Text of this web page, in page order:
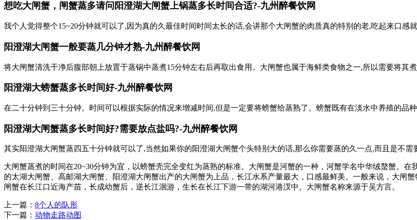
想吃大闸蟹，闸蟹蒸多请问阳澄湖大闸蟹上锅蒸多长时间合适?-九州醉餐饮网
我个人觉得整个15~20分钟就可以了,因为真的久最佳时间时间太长的话,会讲那个大闸蟹的肉质真的特别的老,吃起来口感就
阳澄湖大闸蟹一般要蒸几分钟才熟-九州醉餐饮网
将大闸蟹清洗干净后腹部朝上放置于蒸锅中蒸煮15分钟左右后再取出食用。大闸蟹也属于海鲜类食物之一,所以需要将其
阳澄湖大螃蟹蒸多长时间好-九州醉餐饮网
在二十分钟到三十分钟。时间可以根据实际的情况来增减时间,但是一定要将螃蟹给蒸熟了。螃蟹既有在淡水中养殖的品
阳澄湖大闸蟹蒸多长时间好?需要放点盐吗?-九州醉餐饮网
其实阳澄湖大闸蟹蒸四五十分钟就可以了,当然如果你的阳澄湖大闸蟹个头特别大的话,那么你需要蒸的久一点,而且是不需
大闸蟹蒸煮的时间在20~30分钟为宜，以螃蟹壳完全变红为蒸熟的标准。大闸蟹是河蟹的一种，河蟹学名中华绒螯蟹。
的太湖大闸蟹、高邮湖大闸蟹、阳澄湖大闸蟹出产的大闸蟹为上品，长江水系产量最大，口感最鲜美。一般来说，大闸
闸蟹在长江口近海产苗，长成幼蟹后，逆长江洄游，生长在长江下游一带的湖河港汊中。大闸蟹名称来源于吴方言。
上一篇： 8个人的队形
下一篇： 动物走路动图